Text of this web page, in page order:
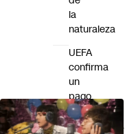
la
naturaleza
UEFA
confirma
un
pago
a
exempleada